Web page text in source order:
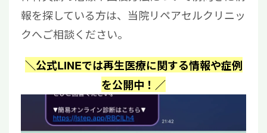
報を探している方は、当院リペアセルクリニッ
クへご相談ください。
＼公式LINEでは再生医療に関する情報や症例
を公開中！／